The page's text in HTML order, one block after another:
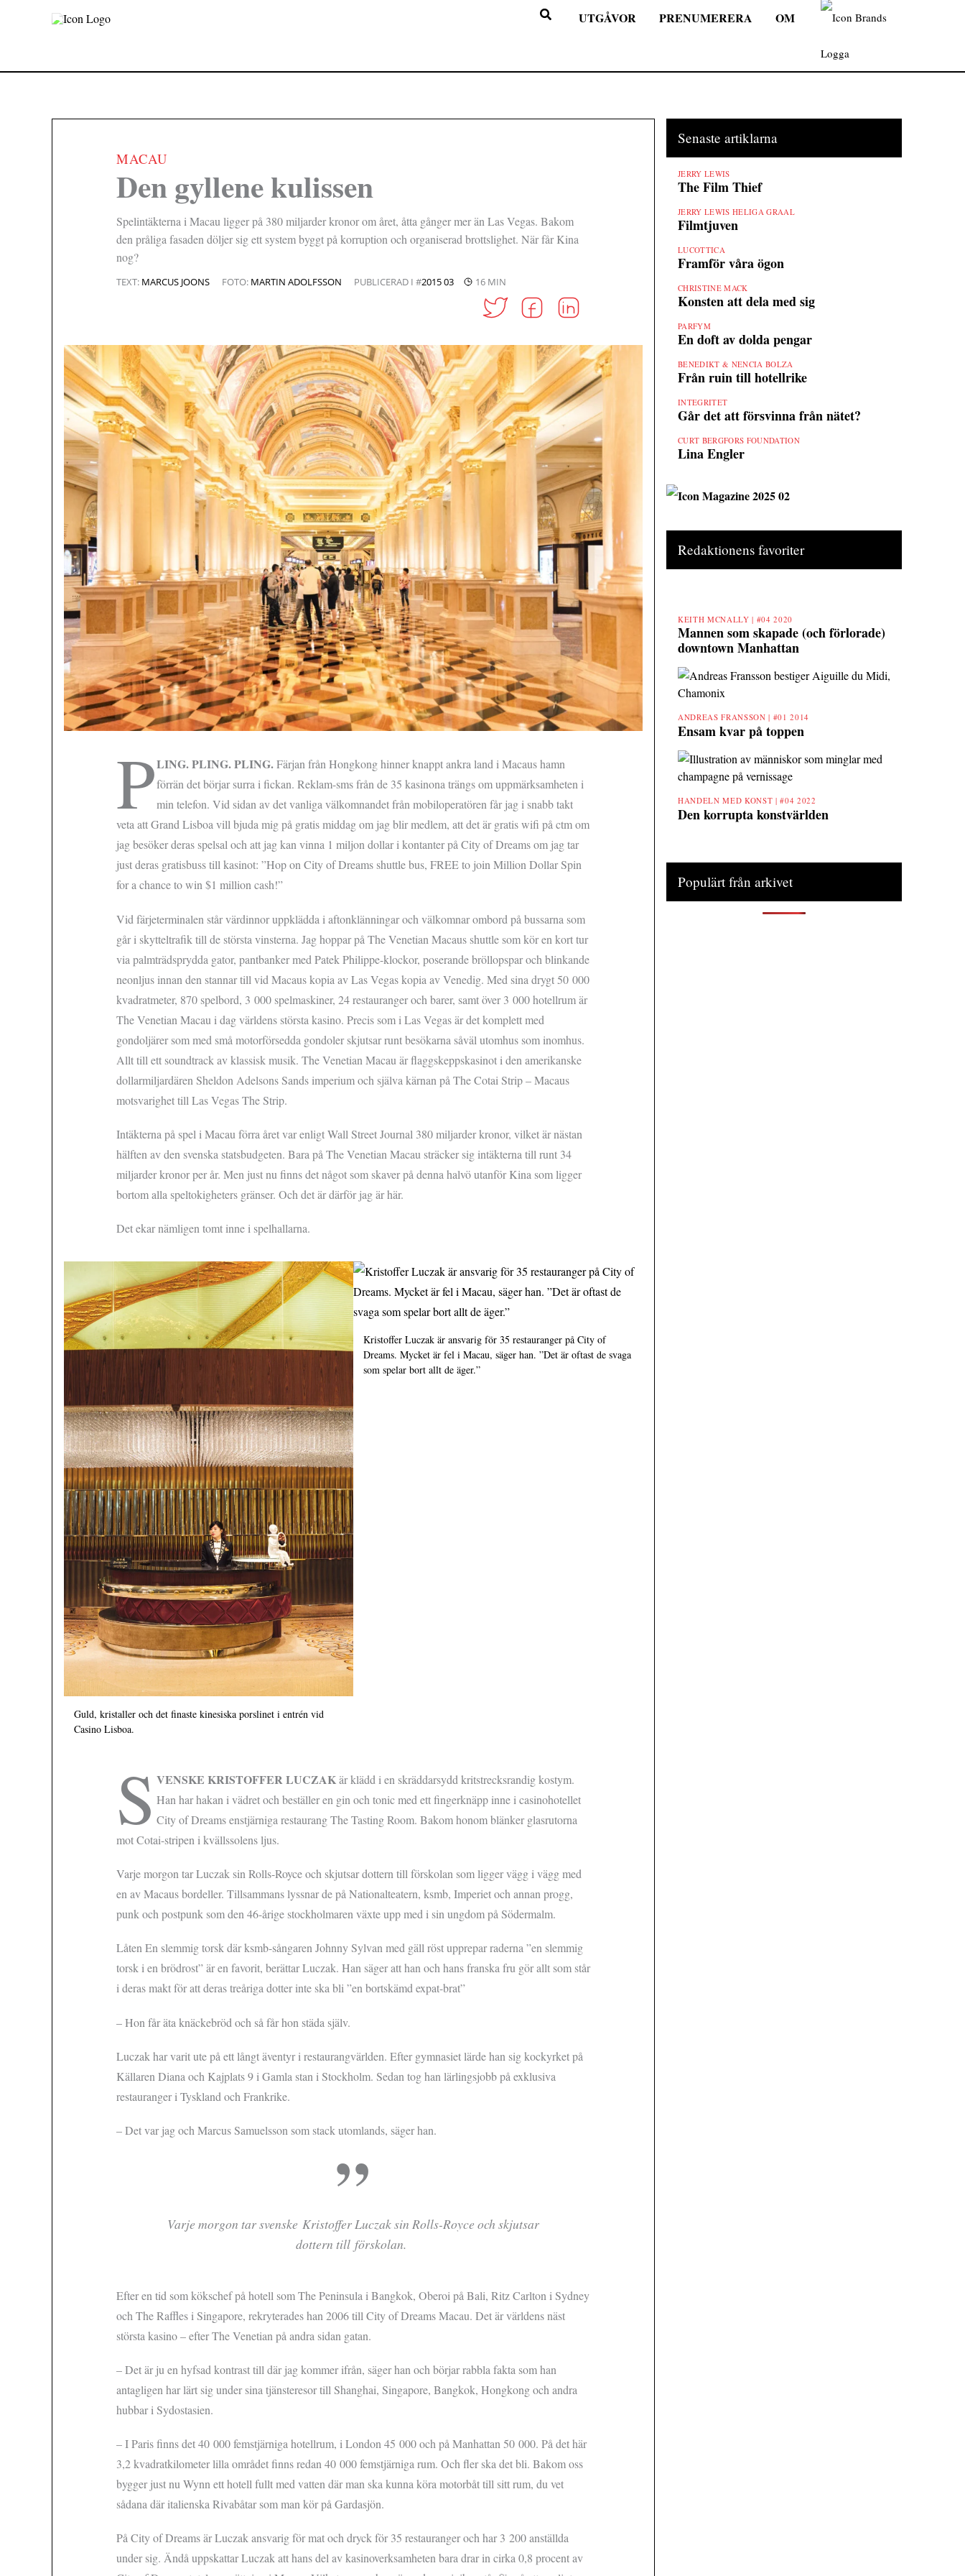
UTGÅVOR PRENUMERERA OM
MACAU
Den gyllene kulissen
Spelintäkterna i Macau ligger på 380 miljarder kronor om året, åtta gånger mer än Las Vegas. Bakom
den pråliga fasaden döljer sig ett system byggt på korruption och organiserad brottslighet. När får Kina
nog?
TEXT: MARCUS JOONS FOTO: MARTIN ADOLFSSON PUBLICERAD I #2015 03 16 MIN
PLING. PLING. PLING.Färjan från Hongkong hinner knappt ankra land i Macaus hamn
förrän det börjar surra i fickan. Reklam-sms från de 35 kasinona trängs om uppmärksamheten i
min telefon. Vid sidan av det vanliga välkomnandet från mobiloperatören får jag i snabb takt
veta att Grand Lisboa vill bjuda mig på gratis middag om jag blir medlem, att det är gratis wifi på ctm om
jag besöker deras spelsal och att jag kan vinna 1 miljon dollar i kontanter på City of Dreams om jag tar
just deras gratisbuss till kasinot: ”Hop on City of Dreams shuttle bus, FREE to join Million Dollar Spin
for a chance to win $1 million cash!”
Vid färjeterminalen står värdinnor uppklädda i aftonklänningar och välkomnar ombord på bussarna som
går i skytteltrafik till de största vinsterna. Jag hoppar på The Venetian Macaus shuttle som kör en kort tur
via palmträdsprydda gator, pantbanker med Patek Philippe-klockor, poserande bröllopspar och blinkande
neonljus innan den stannar till vid Macaus kopia av Las Vegas kopia av Venedig. Med sina drygt 50 000
kvadratmeter, 870 spelbord, 3 000 spelmaskiner, 24 restauranger och barer, samt över 3 000 hotellrum är
The Venetian Macau i dag världens största kasino. Precis som i Las Vegas är det komplett med
gondoljärer som med små motorförsedda gondoler skjutsar runt besökarna såväl utomhus som inomhus.
Allt till ett soundtrack av klassisk musik. The Venetian Macau är flaggskeppskasinot i den amerikanske
dollarmiljardären Sheldon Adelsons Sands imperium och själva kärnan på The Cotai Strip – Macaus
motsvarighet till Las Vegas The Strip.
Intäkterna på spel i Macau förra året var enligt Wall Street Journal 380 miljarder kronor, vilket är nästan
hälften av den svenska statsbudgeten. Bara på The Venetian Macau sträcker sig intäkterna till runt 34
miljarder kronor per år. Men just nu finns det något som skaver på denna halvö utanför Kina som ligger
bortom alla speltokigheters gränser. Och det är därför jag är här.
Det ekar nämligen tomt inne i spelhallarna.
Guld, kristaller och det finaste kinesiska porslinet i entrén vid
Casino Lisboa.
Kristoffer Luczak är ansvarig för 35 restauranger på City of
Dreams. Mycket är fel i Macau, säger han. ”Det är oftast de svaga
som spelar bort allt de äger.”
S VENSKE KRISTOFFER LUCZAKär klädd i en skräddarsydd kritstrecksrandig kostym.
Han har hakan i vädret och beställer en gin och tonic med ett fingerknäpp inne i casinohotellet
City of Dreams enstjärniga restaurang The Tasting Room. Bakom honom blänker glasrutorna
mot Cotai-stripen i kvällssolens ljus.
Varje morgon tar Luczak sin Rolls-Royce och skjutsar dottern till förskolan som ligger vägg i vägg med
en av Macaus bordeller. Tillsammans lyssnar de på Nationalteatern, ksmb, Imperiet och annan progg,
punk och postpunk som den 46-årige stockholmaren växte upp med i sin ungdom på Södermalm.
Låten En slemmig torsk där ksmb-sångaren Johnny Sylvan med gäll röst upprepar raderna ”en slemmig
torsk i en brödrost” är en favorit, berättar Luczak. Han säger att han och hans franska fru gör allt som står
i deras makt för att deras treåriga dotter inte ska bli ”en bortskämd expat-brat”
– Hon får äta knäckebröd och så får hon städa själv.
Luczak har varit ute på ett långt äventyr i restaurangvärlden. Efter gymnasiet lärde han sig kockyrket på
Källaren Diana och Kajplats 9 i Gamla stan i Stockholm. Sedan tog han lärlingsjobb på exklusiva
restauranger i Tyskland och Frankrike.
– Det var jag och Marcus Samuelsson som stack utomlands, säger han.
Varje morgon tar svenske Kristoffer Luczak sin Rolls-Royce och skjutsar
dottern till förskolan.
Efter en tid som kökschef på hotell som The Peninsula i Bangkok, Oberoi på Bali, Ritz Carlton i Sydney
och The Raffles i Singapore, rekryterades han 2006 till City of Dreams Macau. Det är världens näst
största kasino – efter The Venetian på andra sidan gatan.
– Det är ju en hyfsad kontrast till där jag kommer ifrån, säger han och börjar rabbla fakta som han
antagligen har lärt sig under sina tjänsteresor till Shanghai, Singapore, Bangkok, Hongkong och andra
hubbar i Sydostasien.
– I Paris finns det 40 000 femstjärniga hotellrum, i London 45 000 och på Manhattan 50 000. På det här
3,2 kvadratkilometer lilla området finns redan 40 000 femstjärniga rum. Och fler ska det bli. Bakom oss
bygger just nu Wynn ett hotell fullt med vatten där man ska kunna köra motorbåt till sitt rum, du vet
sådana där italienska Rivabåtar som man kör på Gardasjön.
På City of Dreams är Luczak ansvarig för mat och dryck för 35 restauranger och har 3 200 anställda
under sig. Ändå uppskattar Luczak att hans del av kasinoverksamheten bara drar in cirka 0,8 procent av
Senaste artiklarna
JERRY LEWIS
The Film Thief
JERRY LEWIS HELIGA GRAAL
Filmtjuven
LUCOTTICA
Framför våra ögon
CHRISTINE MACK
Konsten att dela med sig
PARFYM
En doft av dolda pengar
BENEDIKT & NENCIA BOLZA
Från ruin till hotellrike
INTEGRITET
Går det att försvinna från nätet?
CURT BERGFORS FOUNDATION
Lina Engler
Redaktionens favoriter
KEITH MCNALLY | #04 2020
Mannen som skapade (och förlorade)
downtown Manhattan
ANDREAS FRANSSON | #01 2014
Ensam kvar på toppen
HANDELN MED KONST |#04 2022
Den korrupta konstvärlden
Populärt från arkivet